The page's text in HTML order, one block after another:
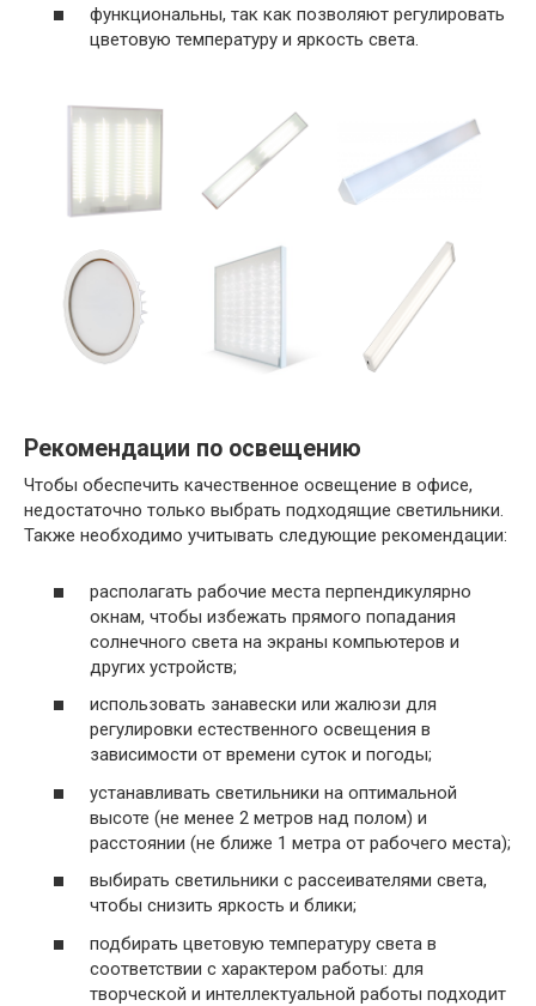
функциональны, так как позволяют регулировать
цветовую температуру и яркость света.
Рекомендации по освещению
Чтобы обеспечить качественное освещение в офисе,
недостаточно только выбрать подходящие светильники.
Также необходимо учитывать следующие рекомендации:
располагать рабочие места перпендикулярно
окнам, чтобы избежать прямого попадания
солнечного света на экраны компьютеров и
других устройств;
использовать занавески или жалюзи для
регулировки естественного освещения в
зависимости от времени суток и погоды;
устанавливать светильники на оптимальной
высоте (не менее 2 метров над полом) и
расстоянии (не ближе 1 метра от рабочего места);
выбирать светильники с рассеивателями света,
чтобы снизить яркость и блики;
подбирать цветовую температуру света в
соответствии с характером работы: для
творческой и интеллектуальной работы подходит